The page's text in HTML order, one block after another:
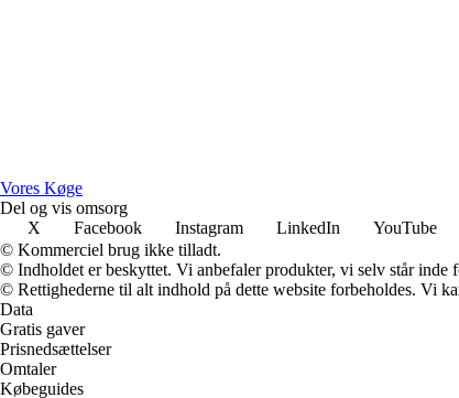
Vores Køge
Del og vis omsorg
X
Facebook Instagram LinkedIn YouTube
© Kommerciel brug ikke tilladt.
© Indholdet er beskyttet. Vi anbefaler produkter, vi selv står inde
© Rettighederne til alt indhold på dette website forbeholdes. Vi
Data
Gratis gaver
Prisnedsættelser
Omtaler
Købeguides